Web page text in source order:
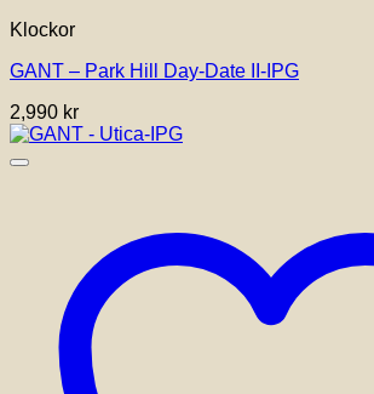
Klockor
GANT – Park Hill Day-Date II-IPG
2,990 kr